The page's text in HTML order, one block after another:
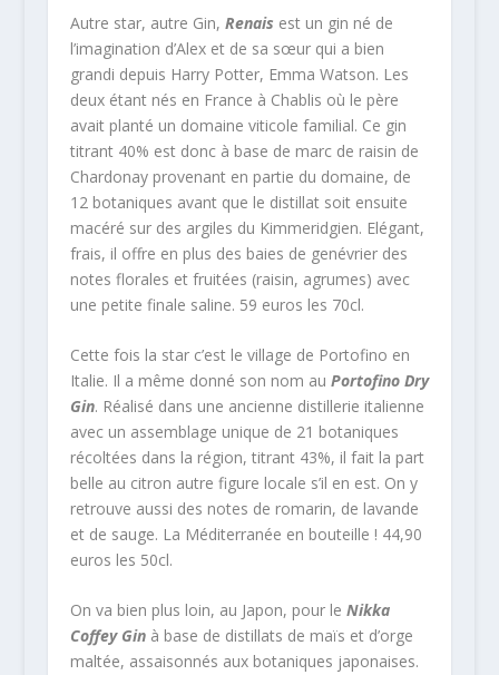
Autre star, autre Gin, Renais est un gin né de
l’imagination d’Alex et de sa sœur qui a bien
grandi depuis Harry Potter, Emma Watson. Les
deux étant nés en France à Chablis où le père
avait planté un domaine viticole familial. Ce gin
titrant 40% est donc à base de marc de raisin de
Chardonay provenant en partie du domaine, de
12 botaniques avant que le distillat soit ensuite
macéré sur des argiles du Kimmeridgien. Elégant,
frais, il offre en plus des baies de genévrier des
notes florales et fruitées (raisin, agrumes) avec
une petite finale saline. 59 euros les 70cl.
Cette fois la star c’est le village de Portofino en
Italie. Il a même donné son nom au Portofino Dry
Gin. Réalisé dans une ancienne distillerie italienne
avec un assemblage unique de 21 botaniques
récoltées dans la région, titrant 43%, il fait la part
belle au citron autre figure locale s’il en est. On y
retrouve aussi des notes de romarin, de lavande
et de sauge. La Méditerranée en bouteille ! 44,90
euros les 50cl.
On va bien plus loin, au Japon, pour le Nikka
Coffey Ginà base de distillats de maïs et d’orge
maltée, assaisonnés aux botaniques japonaises.